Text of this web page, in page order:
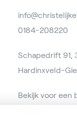
0184-208220
Schapedrift 91,
Hardinxveld-
Bekijk voor een